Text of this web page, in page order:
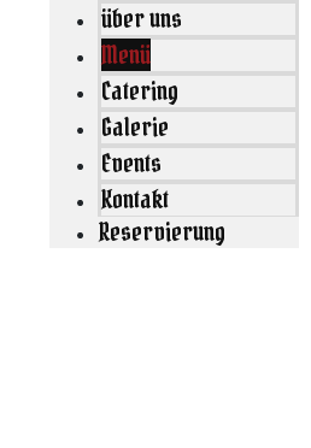
über uns
Menü
Catering
Galerie
Events
Kontakt
Reservierung